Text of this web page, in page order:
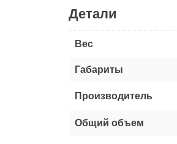
Детали
Вес
Габариты
Производитель
Общий объем